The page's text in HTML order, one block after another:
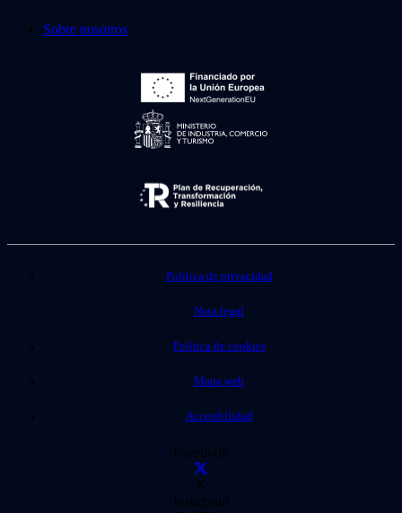
Sobre nosotros
Política de privacidad
Nota legal
Política de cookies
Mapa web
Accesibilidad
Facebook
X
Instagram